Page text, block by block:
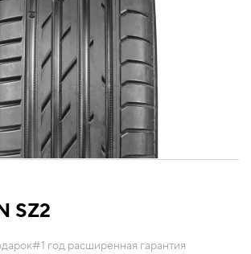
SZ2
#1 год расширенная гарантия